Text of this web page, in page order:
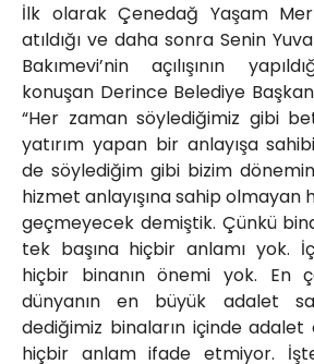
İlk olarak Çenedağ Yaşam
atıldığı ve daha sonra Senin
Bakımevi’nin açılışının
konuşan Derince Belediye
“Her zaman söylediğimiz gibi
yatırım yapan bir anlayışa
de söylediğim gibi bizim
hizmet anlayışına sahip
geçmeyecek demiştik. Çünkü
tek başına hiçbir anlamı yok.
hiçbir binanın önemi yok. En
dünyanın en büyük adalet
dediğimiz binaların içinde adalet
hiçbir anlam ifade etmiyor.